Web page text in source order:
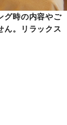
グ時の内容やご
ん。リラックス